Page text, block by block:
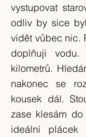
vystupovat
odliv by sice
vidět vůbec nic.
doplňuji
kilometrů.
nakonec se
kousek dál.
zase klesám
ideální